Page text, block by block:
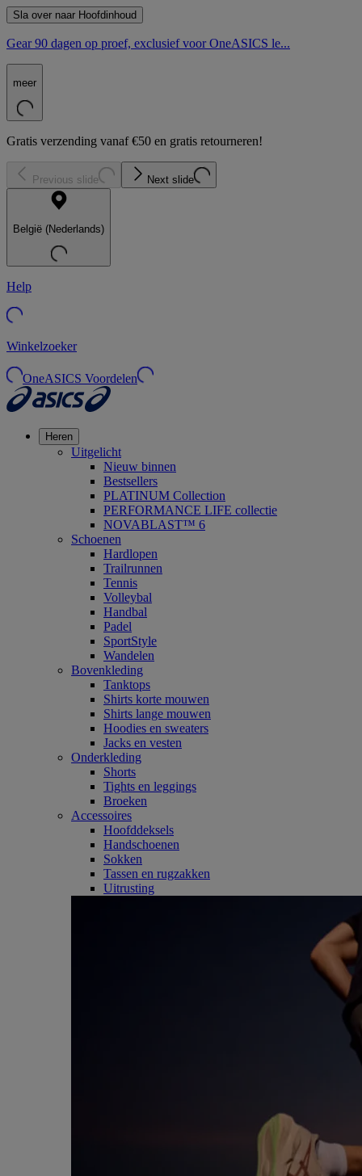
Sla over naar Hoofdinhoud
Gear 90 dagen op proef, exclusief voor OneASICS le...
meer
Gratis verzending vanaf €50 en gratis retourneren!
Previous slide Next slide
België (Nederlands)
Help
Winkelzoeker
OneASICS Voordelen
Heren
Uitgelicht
Nieuw binnen
Bestsellers
PLATINUM Collection
PERFORMANCE LIFE collectie
NOVABLAST™ 6
Schoenen
Hardlopen
Trailrunnen
Tennis
Volleybal
Handbal
Padel
SportStyle
Wandelen
Bovenkleding
Tanktops
Shirts korte mouwen
Shirts lange mouwen
Hoodies en sweaters
Jacks en vesten
Onderkleding
Shorts
Tights en leggings
Broeken
Accessoires
Hoofddeksels
Handschoenen
Sokken
Tassen en rugzakken
Uitrusting